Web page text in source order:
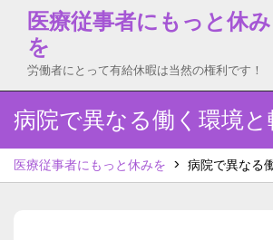
content
医療従事者にもっと休み
を
労働者にとって有給休暇は当然の権利です！
病院で異なる働く環境
医療従事者にもっと休みを > 病院で異なる